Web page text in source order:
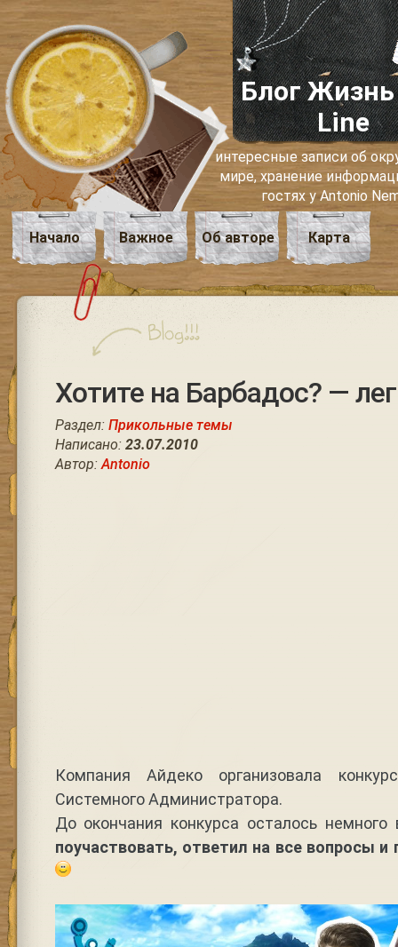
Блог Жизнь
Line
интересные записи об
мире, хранение
гостях у Antonio
Начало Важное Об авторе Карта
Хотите на Барбадос? —
Раздел: Прикольные темы
Написано: 23.07.2010
Автор:Antonio
Компания Айдеко организовала
Системного Администратора.
До окончания конкурса осталось
поучаствовать, ответил на все вопросы и